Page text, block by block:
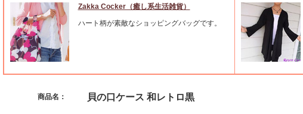
Zakka Cocker（癒し系生活雑貨）
ハート柄が素敵なショッピングバッグです。
商品名： 貝の口ケース 和レトロ黒